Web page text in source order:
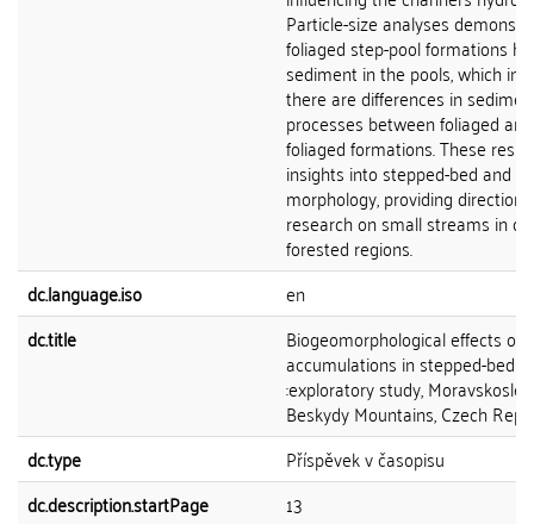
Particle-size analyses
foliaged step-pool formations
sediment in the pools, which
there are differences in
processes between foliaged
foliaged formations. These
insights into stepped-bed and
morphology, providing
research on small streams in
forested regions.
dc.language.iso
en
dc.title
Biogeomorphological effects of
accumulations in stepped-bed
:exploratory study,
Beskydy Mountains, Czech
dc.type
Příspěvek v časopisu
dc.description.startPage
13